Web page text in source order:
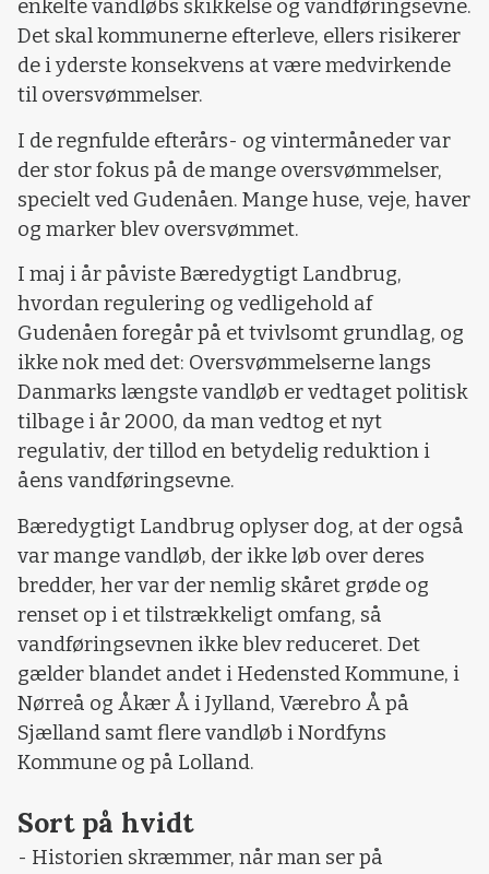
enkelte vandløbs skikkelse og vandføringsevne.
Det skal kommunerne efterleve, ellers risikerer
de i yderste konsekvens at være medvirkende
til oversvømmelser.
I de regnfulde efterårs- og vintermåneder var
der stor fokus på de mange oversvømmelser,
specielt ved Gudenåen. Mange huse, veje, haver
og marker blev oversvømmet.
I maj i år påviste Bæredygtigt Landbrug,
hvordan regulering og vedligehold af
Gudenåen foregår på et tvivlsomt grundlag, og
ikke nok med det: Oversvømmelserne langs
Danmarks længste vandløb er vedtaget politisk
tilbage i år 2000, da man vedtog et nyt
regulativ, der tillod en betydelig reduktion i
åens vandføringsevne.
Bæredygtigt Landbrug oplyser dog, at der også
var mange vandløb, der ikke løb over deres
bredder, her var der nemlig skåret grøde og
renset op i et tilstrækkeligt omfang, så
vandføringsevnen ikke blev reduceret. Det
gælder blandet andet i Hedensted Kommune, i
Nørreå og Åkær Å i Jylland, Værebro Å på
Sjælland samt flere vandløb i Nordfyns
Kommune og på Lolland.
Sort på hvidt
- Historien skræmmer, når man ser på